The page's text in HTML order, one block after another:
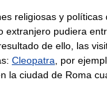
religiosas y
extranjero pudiera
resultado de ello, las
Cleopatra , por
la ciudad de Roma